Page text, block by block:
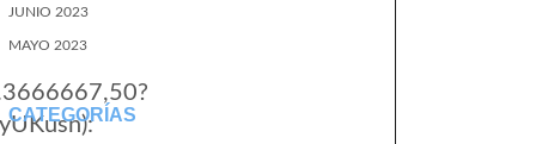
JUNIO 2023
MAYO 2023
CATEGORÍAS